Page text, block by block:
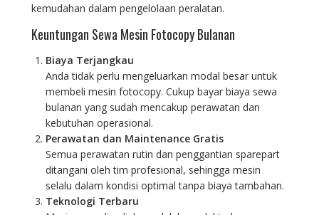
kemudahan dalam pengelolaan peralatan.
Keuntungan Sewa Mesin Fotocopy Bulanan
Biaya Terjangkau
Anda tidak perlu mengeluarkan modal besar untuk
membeli mesin fotocopy. Cukup bayar biaya sewa
bulanan yang sudah mencakup perawatan dan
kebutuhan operasional.
Perawatan dan Maintenance Gratis
Semua perawatan rutin dan penggantian sparepart
ditangani oleh tim profesional, sehingga mesin
selalu dalam kondisi optimal tanpa biaya tambahan.
Teknologi Terbaru